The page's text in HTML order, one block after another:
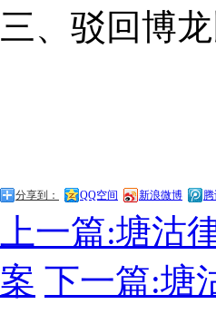
三、驳回博
分享到： QQ空间 新浪微博
上一篇:塘沽
案 下一篇:塘